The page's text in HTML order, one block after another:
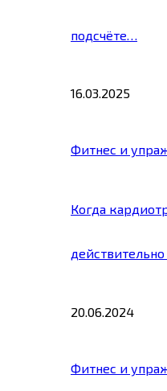
подсчёте…
16.03.2025
Фитнес и
Когда
20.06.2024
Фитнес и